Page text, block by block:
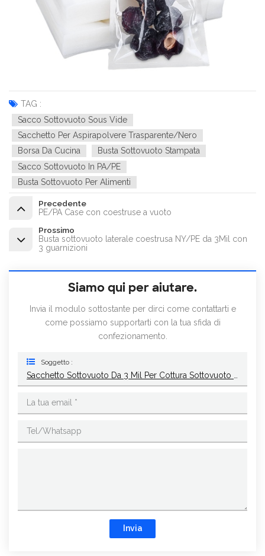
TAG :
Sacco Sottovuoto Sous Vide
Sacchetto Per Aspirapolvere Trasparente/nero
Borsa Da Cucina
Busta Sottovuoto Stampata
Sacco Sottovuoto In PA/PE
Busta Sottovuoto Per Alimenti
Precedente
PE/PA Case con coestruse a vuoto
Prossimo
Busta sottovuoto laterale coestrusa NY/PE da 3Mil con
3 guarnizioni
Siamo qui per aiutare.
Invia il modulo sottostante per dirci come contattarti e
come possiamo supportarti con la tua sfida di
confezionamento.
Soggetto :
Invia